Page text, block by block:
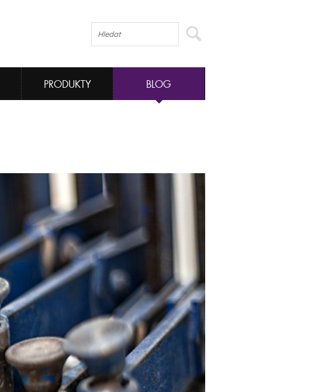
PRODUKTY BLOG